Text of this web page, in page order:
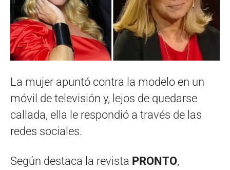
La mujer apuntó contra la modelo en un
móvil de televisión y, lejos de quedarse
callada, ella le respondió a través de las
redes sociales.
Según destaca la revista PRONTO,